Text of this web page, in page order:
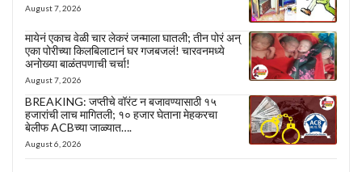
August 7, 2026
मायेनं एकाच वेळी चार लेकरं जन्माला घातली; तीन पोरं अन्
एका पोरीच्या किलबिलाटानं घर गजबजलं! चारवनमध्ये
अनोख्या बाळंतपणाची चर्चा!
August 7, 2026
BREAKING: जप्तीचे वॉरंट न बजावण्यासाठी १५
हजारांची लाच मागितली; १० हजार घेताना मेहकरचा
बेलीफ ACBच्या जाळ्यात….
August 6, 2026